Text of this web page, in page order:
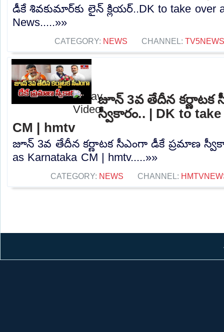
డీకే శివకుమార్‌కు లైన్ క్లియర్..DK to take over
News.....»»
CATEGORY: NEWS CHANNEL: TV5NEWS
జూన్ 3వ తేదీన కర్ణాటక
స్వీకారం.. | DK to
CM | hmtv
జూన్ 3వ తేదీన కర్ణాటక సీఎంగా డీకే ప్రమాణ
as Karnataka CM | hmtv.....»»
CATEGORY: NEWS CHANNEL: